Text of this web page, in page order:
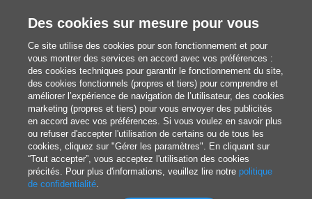
Des cookies sur mesure pour vous
Ce site utilise des cookies pour son fonctionnement et pour
vous montrer des services en accord avec vos préférences :
des cookies techniques pour garantir le fonctionnement du site,
des cookies fonctionnels (propres et tiers) pour comprendre et
améliorer l’expérience de navigation de l’utilisateur, des cookies
marketing (propres et tiers) pour vous envoyer des publicités
en accord avec vos préférences. Si vous voulez en savoir plus
ou refuser d'accepter l'utilisation de certains ou de tous les
cookies, cliquez sur "Gérer les paramètres". En cliquant sur
“Tout accepter”, vous acceptez l'utilisation des cookies
précités. Pour plus d'informations, veuillez lire notre politique
de confidentialité.